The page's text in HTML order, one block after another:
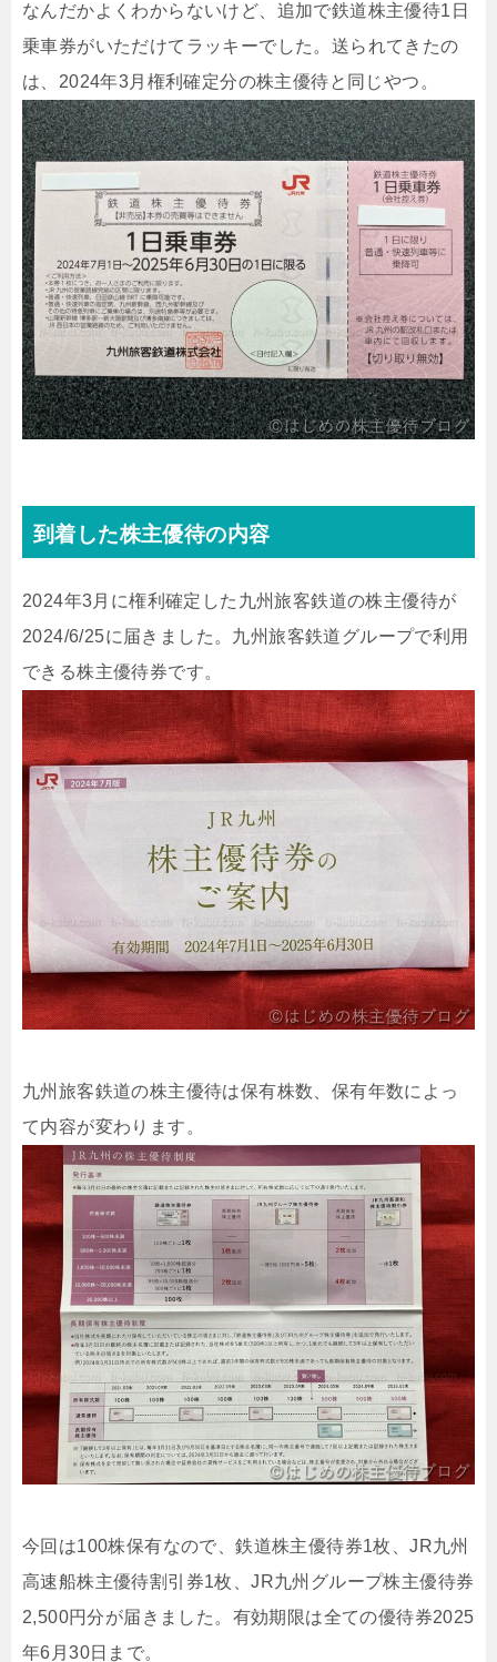
なんだかよくわからないけど、追加で鉄道株主優待1日
乗車券がいただけてラッキーでした。送られてきたの
は、2024年3月権利確定分の株主優待と同じやつ。
到着した株主優待の内容
2024年3月に権利確定した九州旅客鉄道の株主優待が
2024/6/25に届きました。九州旅客鉄道グループで利用
できる株主優待券です。
九州旅客鉄道の株主優待は保有株数、保有年数によっ
て内容が変わります。
今回は100株保有なので、鉄道株主優待券1枚、JR九州
高速船株主優待割引券1枚、JR九州グループ株主優待券
2,500円分が届きました。有効期限は全ての優待券2025
年6月30日まで。